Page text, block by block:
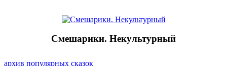
Смешарики. Некультурный
архив популярных сказок